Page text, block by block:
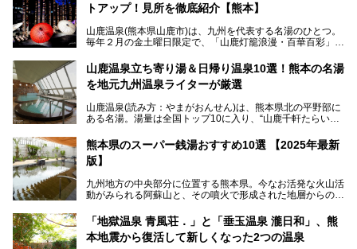
中でも「耕きち(こうきち)の湯」は露天風呂を持たないもの
り一度廃業しましたが、2024年10月に営業再開。数多くの
温泉ファンに注目される名湯です。
今回は再開した耕きちの湯を訪問し、全浴室(男女別大浴
トアップ！見所を徹底紹介【熊本】
山鹿温泉(熊本県山鹿市)は、九州を代表する名湯のひとつ。
毎年２月の金土曜日限定で、「山鹿灯籠浪漫・百華百彩」
ます。和傘や竹、ろうそくなどを用いて、和情緒たっぷりの
ライトアップが無料で楽しめます。
日、の合計8日間開催。今回は地元九州在住の筆者が、その
見所を徹底紹介。併せて、その他イベントや立ち寄り湯も併
山鹿温泉立ち寄り湯＆日帰り温泉10選！熊本の名湯
を地元九州温泉ライターが厳選
山鹿温泉(読み方：やまがおんせん)は、熊本県北の平野部に
ある名湯。湯量は全国トップ10に入り、“山鹿千軒たらいな
泉質であり、お湯の良さにも定評があります。
今回は地元九州の温泉ライターの私が実際に入浴した中か
設・家族風呂の3パターンに分類し、合計10施設を厳選して
ご紹介。ぜひ、湯めぐりの参考にして下さいね！
熊本県のスーパー銭湯おすすめ10選 【2025年最新
版】
九州地方の中央部分に位置する熊本県。今なお活発な火山活
動がみられる阿蘇山と、その噴火で形成された地層からの湧
す。
そんな熊本県は、県内の至るところから温泉が湧いている温
泉県でもあります。山鹿温泉、玉名温泉、黒川温泉、人吉温
「地獄温泉 青風荘．」と「垂玉温泉 瀧日和」、熊
本地震から復活して新しくなった2つの温泉